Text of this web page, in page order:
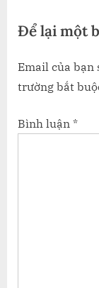
o
t
:
Để lại một
Email của bạn
trường bắt
Bình luận *